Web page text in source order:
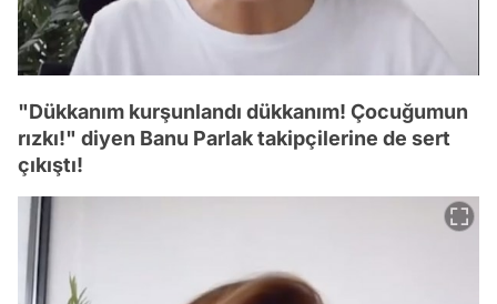
"Dükkanım kurşunlandı dükkanım! Çocuğumun
rızkı!" diyen Banu Parlak takipçilerine de sert
çıkıştı!